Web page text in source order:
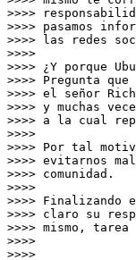
>>>>
>>>> pasamos
>>>> las redes
>>>>
>>>> ¿Y porque
>>>> Pregunta
>>>> el señor
>>>> y muchas
>>>> a la cual
>>>>
>>>> Por tal
>>>> evitarnos
>>>> comunidad.
>>>>
>>>> Finalizando
>>>> claro su
>>>> mismo,
>>>>
>>>>